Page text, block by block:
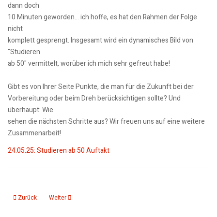
dann doch
10 Minuten geworden... ich hoffe, es hat den Rahmen der Folge
nicht
komplett gesprengt. Insgesamt wird ein dynamisches Bild von
"Studieren
ab 50" vermittelt, worüber ich mich sehr gefreut habe!
Gibt es von Ihrer Seite Punkte, die man für die Zukunft bei der
Vorbereitung oder beim Dreh berücksichtigen sollte? Und
überhaupt: Wie
sehen die nächsten Schritte aus? Wir freuen uns auf eine weitere
Zusammenarbeit!
24.05.25: Studieren ab 50 Auftakt
Vorheriger Beitrag: Reaktion auf unser Gespräch zum Buch DER BLINDE
Zurück Nächster Beitrag: Zuschauerreaktion zum Programm
Weiter